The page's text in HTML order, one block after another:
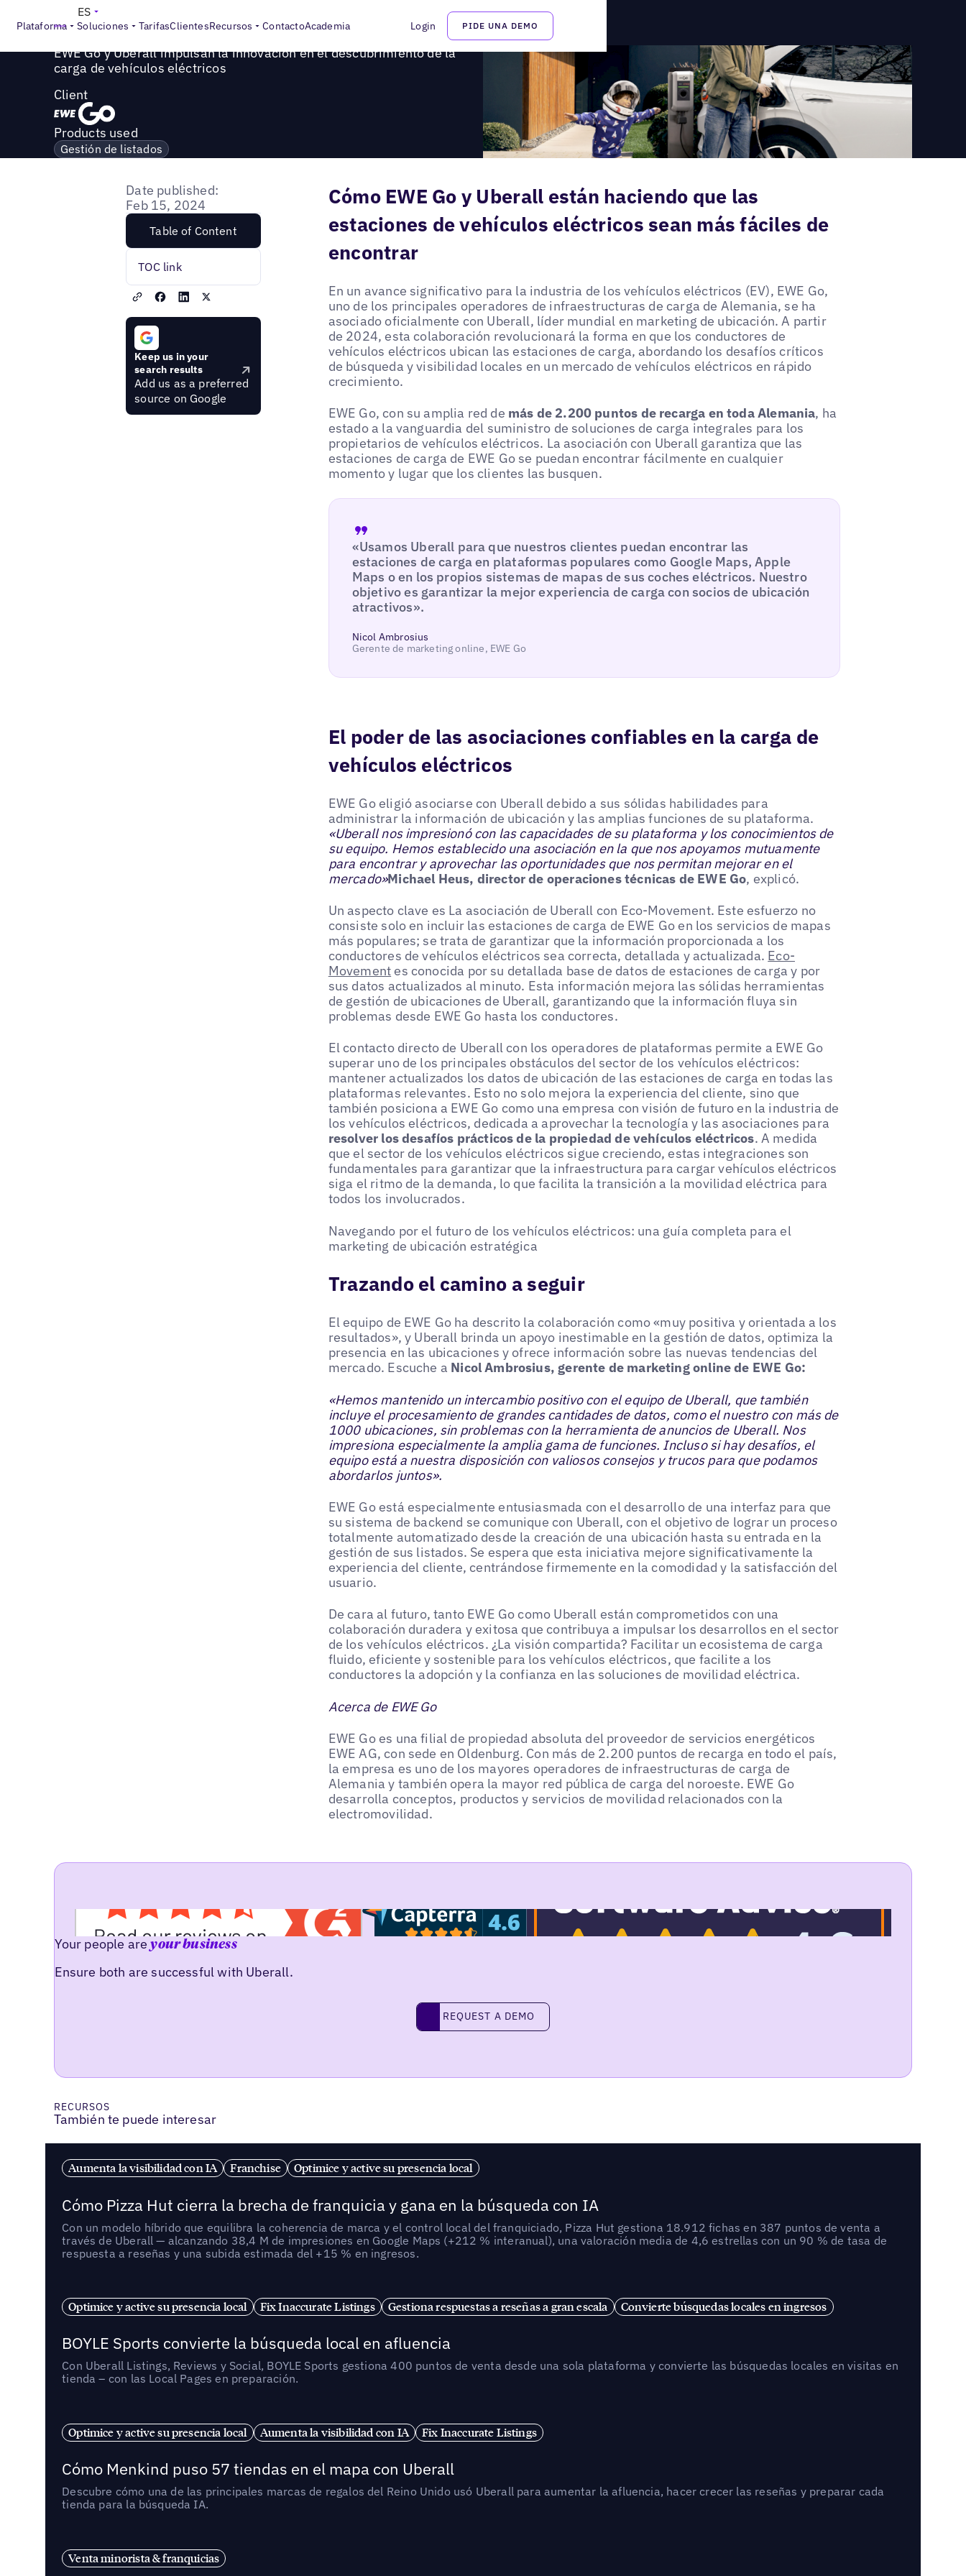
Plataforma Soluciones TarifasClientesRecursos ContactoAcademia Login PIDE UNA DEMO
ES
Success Story
EWE Go y Uberall impulsan la innovación en el descubrimiento de la
carga de vehículos eléctricos
Client
Products used
Gestión de listados
Date published:
Feb 15, 2024
Table of Content
TOC link
Keep us in your
search results
Add us as a preferred
source on Google
Cómo EWE Go y Uberall están haciendo que las
estaciones de vehículos eléctricos sean más fáciles de
encontrar
En un avance significativo para la industria de los vehículos eléctricos (EV), EWE Go,
uno de los principales operadores de infraestructuras de carga de Alemania, se ha
asociado oficialmente con Uberall, líder mundial en marketing de ubicación. A partir
de 2024, esta colaboración revolucionará la forma en que los conductores de
vehículos eléctricos ubican las estaciones de carga, abordando los desafíos críticos
de búsqueda y visibilidad locales en un mercado de vehículos eléctricos en rápido
crecimiento.
EWE Go, con su amplia red de más de 2.200 puntos de recarga en toda Alemania, ha
estado a la vanguardia del suministro de soluciones de carga integrales para los
propietarios de vehículos eléctricos. La asociación con Uberall garantiza que las
estaciones de carga de EWE Go se puedan encontrar fácilmente en cualquier
momento y lugar que los clientes las busquen.
«Usamos Uberall para que nuestros clientes puedan encontrar las
estaciones de carga en plataformas populares como Google Maps, Apple
Maps o en los propios sistemas de mapas de sus coches eléctricos. Nuestro
objetivo es garantizar la mejor experiencia de carga con socios de ubicación
atractivos».
Nicol Ambrosius
Gerente de marketing online, EWE Go
El poder de las asociaciones confiables en la carga de
vehículos eléctricos
EWE Go eligió asociarse con Uberall debido a sus sólidas habilidades para
administrar la información de ubicación y las amplias funciones de su plataforma.
«Uberall nos impresionó con las capacidades de su plataforma y los conocimientos de
su equipo. Hemos establecido una asociación en la que nos apoyamos mutuamente
para encontrar y aprovechar las oportunidades que nos permitan mejorar en el
mercado»Michael Heus, director de operaciones técnicas de EWE Go, explicó.
Un aspecto clave es La asociación de Uberall con Eco-Movement. Este esfuerzo no
consiste solo en incluir las estaciones de carga de EWE Go en los servicios de mapas
más populares; se trata de garantizar que la información proporcionada a los
conductores de vehículos eléctricos sea correcta, detallada y actualizada. Eco-
Movement es conocida por su detallada base de datos de estaciones de carga y por
sus datos actualizados al minuto. Esta información mejora las sólidas herramientas
de gestión de ubicaciones de Uberall, garantizando que la información fluya sin
problemas desde EWE Go hasta los conductores.
El contacto directo de Uberall con los operadores de plataformas permite a EWE Go
superar uno de los principales obstáculos del sector de los vehículos eléctricos:
mantener actualizados los datos de ubicación de las estaciones de carga en todas las
plataformas relevantes. Esto no solo mejora la experiencia del cliente, sino que
también posiciona a EWE Go como una empresa con visión de futuro en la industria de
los vehículos eléctricos, dedicada a aprovechar la tecnología y las asociaciones para
resolver los desafíos prácticos de la propiedad de vehículos eléctricos. A medida
que el sector de los vehículos eléctricos sigue creciendo, estas integraciones son
fundamentales para garantizar que la infraestructura para cargar vehículos eléctricos
siga el ritmo de la demanda, lo que facilita la transición a la movilidad eléctrica para
todos los involucrados.
Navegando por el futuro de los vehículos eléctricos: una guía completa para el
marketing de ubicación estratégica
Trazando el camino a seguir
El equipo de EWE Go ha descrito la colaboración como «muy positiva y orientada a los
resultados», y Uberall brinda un apoyo inestimable en la gestión de datos, optimiza la
presencia en las ubicaciones y ofrece información sobre las nuevas tendencias del
mercado. Escuche a Nicol Ambrosius, gerente de marketing online de EWE Go:
«Hemos mantenido un intercambio positivo con el equipo de Uberall, que también
incluye el procesamiento de grandes cantidades de datos, como el nuestro con más de
1000 ubicaciones, sin problemas con la herramienta de anuncios de Uberall. Nos
impresiona especialmente la amplia gama de funciones. Incluso si hay desafíos, el
equipo está a nuestra disposición con valiosos consejos y trucos para que podamos
abordarlos juntos».
EWE Go está especialmente entusiasmada con el desarrollo de una interfaz para que
su sistema de backend se comunique con Uberall, con el objetivo de lograr un proceso
totalmente automatizado desde la creación de una ubicación hasta su entrada en la
gestión de sus listados. Se espera que esta iniciativa mejore significativamente la
experiencia del cliente, centrándose firmemente en la comodidad y la satisfacción del
usuario.
De cara al futuro, tanto EWE Go como Uberall están comprometidos con una
colaboración duradera y exitosa que contribuya a impulsar los desarrollos en el sector
de los vehículos eléctricos. ¿La visión compartida? Facilitar un ecosistema de carga
fluido, eficiente y sostenible para los vehículos eléctricos, que facilite a los
conductores la adopción y la confianza en las soluciones de movilidad eléctrica.
Acerca de EWE Go
EWE Go es una filial de propiedad absoluta del proveedor de servicios energéticos
EWE AG, con sede en Oldenburg. Con más de 2.200 puntos de recarga en todo el país,
la empresa es uno de los mayores operadores de infraestructuras de carga de
Alemania y también opera la mayor red pública de carga del noroeste. EWE Go
desarrolla conceptos, productos y servicios de movilidad relacionados con la
electromovilidad.
Your people areyour business
Ensure both are successful with Uberall.
request a demo
REQUEST A DEMO
RECURSOS
También te puede interesar
Aumenta la visibilidad con IA Franchise Optimice y active su presencia local
Cómo Pizza Hut cierra la brecha de franquicia y gana en la búsqueda con IA
Con un modelo híbrido que equilibra la coherencia de marca y el control local del franquiciado, Pizza Hut gestiona 18.912 fichas en 387 puntos de venta a
través de Uberall — alcanzando 38,4 M de impresiones en Google Maps (+212 % interanual), una valoración media de 4,6 estrellas con un 90 % de tasa de
respuesta a reseñas y una subida estimada del +15 % en ingresos.
Optimice y active su presencia local Fix Inaccurate Listings Gestiona respuestas a reseñas a gran escala Convierte búsquedas locales en ingresos
BOYLE Sports convierte la búsqueda local en afluencia
Con Uberall Listings, Reviews y Social, BOYLE Sports gestiona 400 puntos de venta desde una sola plataforma y convierte las búsquedas locales en visitas en
tienda – con las Local Pages en preparación.
Optimice y active su presencia local Aumenta la visibilidad con IA Fix Inaccurate Listings
Cómo Menkind puso 57 tiendas en el mapa con Uberall
Descubre cómo una de las principales marcas de regalos del Reino Unido usó Uberall para aumentar la afluencia, hacer crecer las reseñas y preparar cada
tienda para la búsqueda IA.
Venta minorista & franquicias